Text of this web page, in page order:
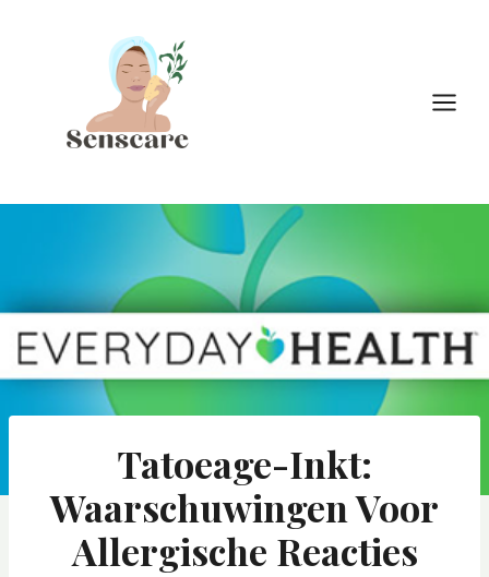
Tatoeage-Inkt:
Waarschuwingen Voor
Allergische Reacties